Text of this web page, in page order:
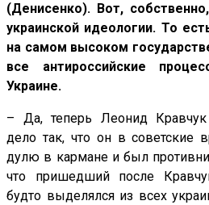
(Денисенко). Вот,
украинской идеологии. То
на самом высоком
все антироссийские
Украине.
– Да, теперь Леонид Кравчук
дело так, что он в советские
дулю в кармане и был
что пришедший после
будто выделялся из всех